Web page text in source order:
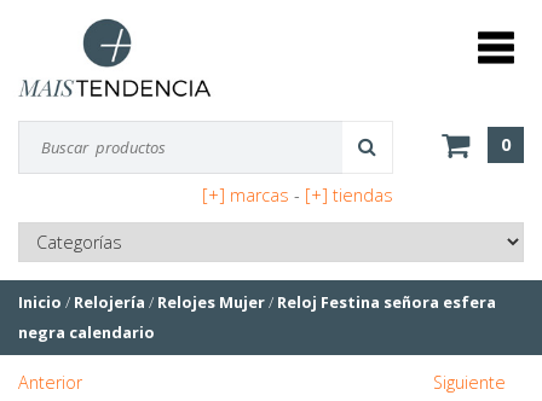
0
[+] marcas - [+] tiendas
Inicio / Relojería / Relojes Mujer/ Reloj Festina señora esfera
negra calendario
Anterior Siguiente